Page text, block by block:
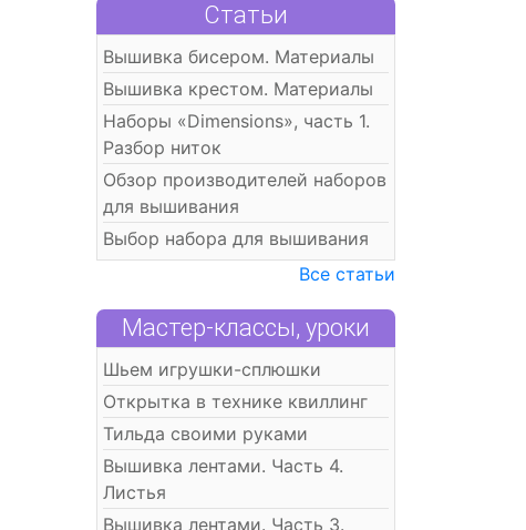
Статьи
Вышивка бисером. Материалы
Вышивка крестом. Материалы
Наборы «Dimensions», часть 1.
Разбор ниток
Обзор производителей наборов
для вышивания
Выбор набора для вышивания
Все статьи
Мастер-классы, уроки
Шьем игрушки-сплюшки
Открытка в технике квиллинг
Тильда своими руками
Вышивка лентами. Часть 4.
Листья
Вышивка лентами. Часть 3.